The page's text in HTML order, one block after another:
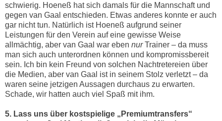
schwierig. Hoeneß hat sich damals für die Mannschaft und
gegen van Gaal entschieden. Etwas anderes konnte er auch
gar nicht tun. Natürlich ist Hoeneß aufgrund seiner
Leistungen für den Verein auf eine gewisse Weise
allmächtig, aber van Gaal war eben nurTrainer – da muss
man sich auch unterordnen können und kompromissbereit
sein. Ich bin kein Freund von solchen Nachtretereien über
die Medien, aber van Gaal ist in seinem Stolz verletzt – da
waren seine jetzigen Aussagen durchaus zu erwarten.
Schade, wir hatten auch viel Spaß mit ihm.
5. Lass uns über kostspielige „Premiumtransfers“